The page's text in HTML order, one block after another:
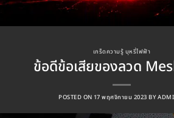
เกร็ดความรู้ บุหรี่ไฟฟ้า
ข้อดีข้อเสียของลวด
POSTED ON 17 พฤศจิกายน 2023 BY